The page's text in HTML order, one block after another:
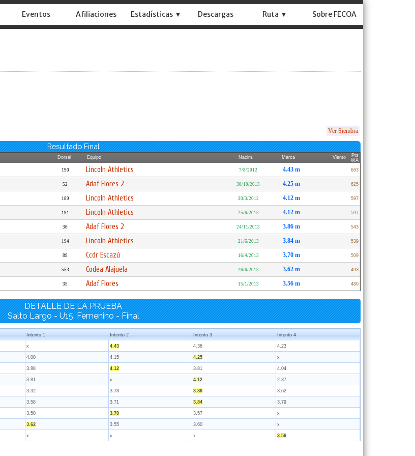
Eventos Afiliaciones Estadísticas ▼ Descargas Ruta ▼ Sobre FECOA
Ver Siembra
Resultado Final
Dorsal Equipo Nacim. Marca Viento
Pts
WA
190 Lincoln Athletics 7/8/2012 4.43 m 663
52 Adaf Flores 2 30/10/2013 4.25 m 625
189 Lincoln Athletics 30/3/2012 4.12 m 597
191 Lincoln Athletics 25/6/2013 4.12 m 597
36 Adaf Flores 2 24/11/2013 3.86 m 543
194 Lincoln Athletics 21/6/2013 3.84 m 539
89 Ccdr Escazú 16/4/2013 3.70 m 509
553 Codea Alajuela 26/6/2013 3.62 m 493
35 Adaf Flores 15/1/2013 3.56 m 480
DETALLE DE LA PRUEBA
Salto Largo - U15, Femenino - Final
Intento 1 Intento 2 Intento 3 Intento 4
x 4.43 4.36 4.23
4.00 4.15 4.25 x
3.88 4.12 3.81 4.04
3.81 x 4.12 2.37
3.32 3.78 3.86 3.62
3.58 3.71 3.84 3.79
3.50 3.70 3.57 x
3.62 3.55 3.60 x
x x x 3.56